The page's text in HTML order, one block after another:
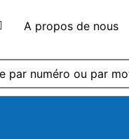
A propos de nous